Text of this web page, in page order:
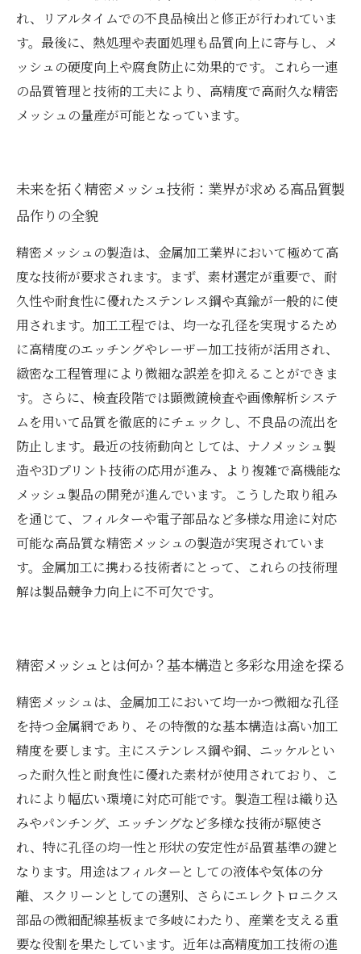
れ、リアルタイムでの不良品検出と修正が行われていま
す。最後に、熱処理や表面処理も品質向上に寄与し、メ
ッシュの硬度向上や腐食防止に効果的です。これら一連
の品質管理と技術的工夫により、高精度で高耐久な精密
メッシュの量産が可能となっています。
未来を拓く精密メッシュ技術：業界が求める高品質製
品作りの全貌
精密メッシュの製造は、金属加工業界において極めて高
度な技術が要求されます。まず、素材選定が重要で、耐
久性や耐食性に優れたステンレス鋼や真鍮が一般的に使
用されます。加工工程では、均一な孔径を実現するため
に高精度のエッチングやレーザー加工技術が活用され、
緻密な工程管理により微細な誤差を抑えることができま
す。さらに、検査段階では顕微鏡検査や画像解析システ
ムを用いて品質を徹底的にチェックし、不良品の流出を
防止します。最近の技術動向としては、ナノメッシュ製
造や3Dプリント技術の応用が進み、より複雑で高機能な
メッシュ製品の開発が進んでいます。こうした取り組み
を通じて、フィルターや電子部品など多様な用途に対応
可能な高品質な精密メッシュの製造が実現されていま
す。金属加工に携わる技術者にとって、これらの技術理
解は製品競争力向上に不可欠です。
精密メッシュとは何か？基本構造と多彩な用途を探る
精密メッシュは、金属加工において均一かつ微細な孔径
を持つ金属網であり、その特徴的な基本構造は高い加工
精度を要します。主にステンレス鋼や銅、ニッケルとい
った耐久性と耐食性に優れた素材が使用されており、こ
れにより幅広い環境に対応可能です。製造工程は織り込
みやパンチング、エッチングなど多様な技術が駆使さ
れ、特に孔径の均一性と形状の安定性が品質基準の鍵と
なります。用途はフィルターとしての液体や気体の分
離、スクリーンとしての選別、さらにエレクトロニクス
部品の微細配線基板まで多岐にわたり、産業を支える重
要な役割を果たしています。近年は高精度加工技術の進